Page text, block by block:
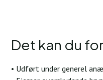
Det kan du
• Udført under generel